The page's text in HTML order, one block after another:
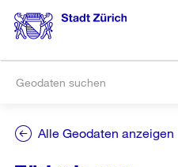
Alle Geodaten anzeigen